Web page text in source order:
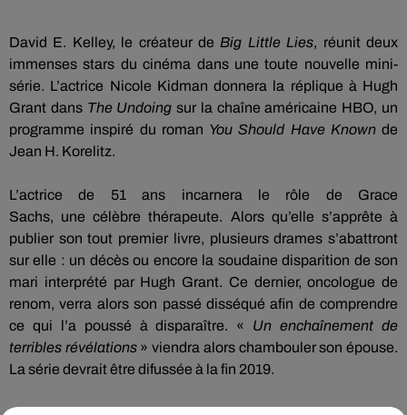
David E. Kelley, le créateur de Big LittleLies, réunit deux
immenses stars du cinéma dans une toute nouvelle mini-
série. L’actrice Nicole Kidman donnera la réplique à Hugh
Grant dans The Undoing sur la chaîne américaine HBO, un
programme inspiré du roman You Should Have Known de
Jean H. Korelitz.
L’actrice de 51 ans
incarnera le rôle de Grace
Sachs, une célèbre thérapeute. Alors qu’elle s’apprête à
publier son tout premier livre, plusieurs drames s’abattront
sur elle : un décès ou encore la soudaine disparition de son
mari interprété par Hugh Grant. Ce dernier, oncologue de
renom, verra alors son passé disséqué afin de comprendre
ce qui l’a poussé à disparaître.
« Un enchaînement de
terribles révélations» viendra alors chambouler son épouse.
La série devrait être difussée à la fin 2019.